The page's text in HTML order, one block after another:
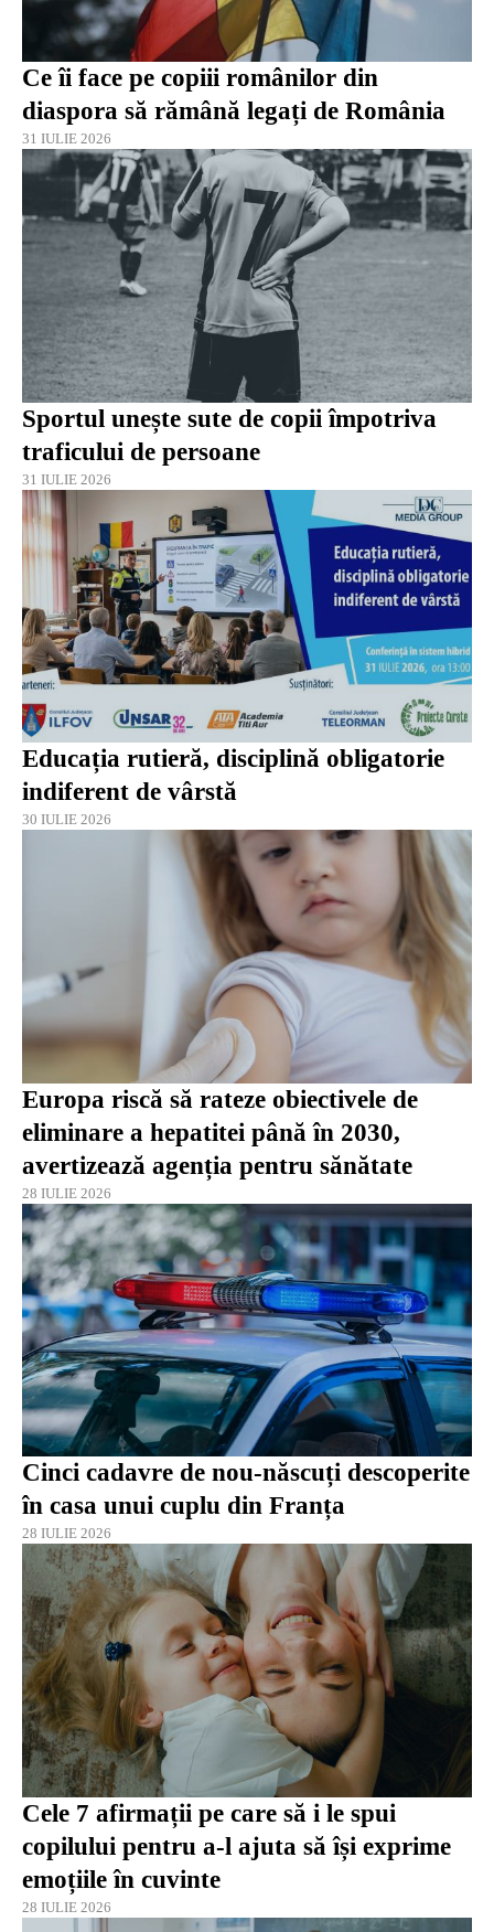
Ce îi face pe copiii românilor din
diaspora să rămână legați de România
31 IULIE 2026
Sportul unește sute de copii împotriva
traficului de persoane
31 IULIE 2026
Educația rutieră, disciplină obligatorie
indiferent de vârstă
30 IULIE 2026
Europa riscă să rateze obiectivele de
eliminare a hepatitei până în 2030,
avertizează agenția pentru sănătate
28 IULIE 2026
Cinci cadavre de nou-născuți descoperite
în casa unui cuplu din Franța
28 IULIE 2026
Cele 7 afirmații pe care să i le spui
copilului pentru a-l ajuta să își exprime
emoțiile în cuvinte
28 IULIE 2026